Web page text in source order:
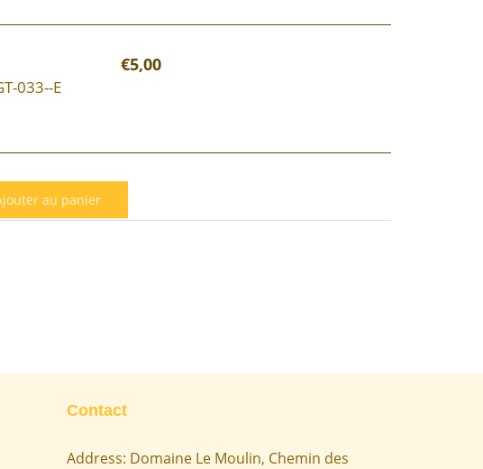
€5,00
033--E
Contact
Address: Domaine Le Moulin, Chemin des